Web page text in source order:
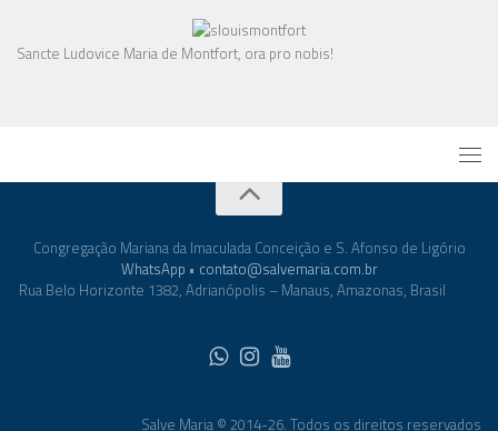
Sancte Ludovice Maria de Montfort, ora pro nobis!
Congregação Mariana da Imaculada Conceição e S. Afonso de Ligório
WhatsApp • contato@salvemaria.com.br
Rua Belo Horizonte 1382, Adrianópolis – Manaus, Amazonas, Brasil
Salve Maria © 2014-26. Todos os direitos reservados